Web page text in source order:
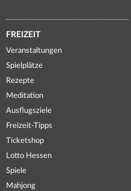
FREIZEIT
Veranstaltungen
Spielplätze
Rezepte
Meditation
Ausflugsziele
Freizeit-Tipps
Ticketshop
Lotto Hessen
Spiele
Mahjong